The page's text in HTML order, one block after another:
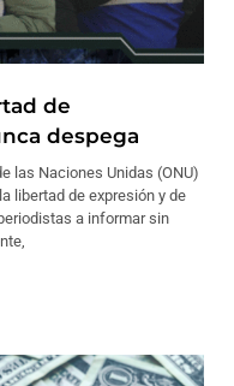
de
despega
las Naciones Unidas (ONU)
libertad de expresión y de
a informar sin